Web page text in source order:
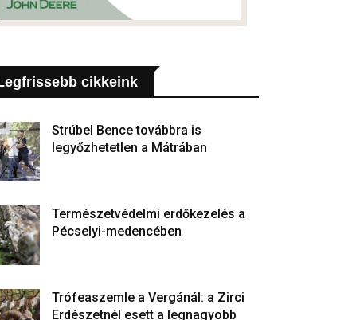
cikkeink
Strúbel Bence továbbra is
legyőzhetetlen a Mátrában
Természetvédelmi erdőkezelés a
Pécselyi-medencében
Trófeaszemle a Vergánál: a Zirci
Erdészetnél esett a legnagyobb